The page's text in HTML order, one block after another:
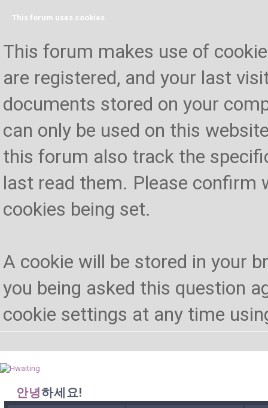
This forum uses cookies
This forum makes use of
are registered, and your last
documents stored on your
can only be used on this
this forum also track the
last read them. Please confirm
cookies being set.
A cookie will be stored in your
you being asked this question
cookie settings at any time
안녕하세요!